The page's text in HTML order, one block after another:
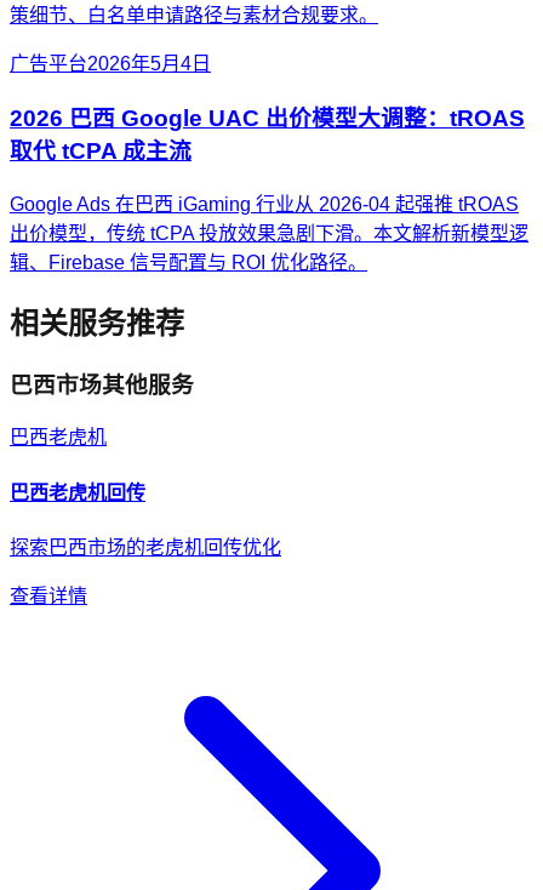
策细节、白名单申请路径与素材合规要求。
广告平台2026年5月4日
2026 巴西 Google UAC 出价模型大调整：tROAS
取代 tCPA 成主流
Google Ads 在巴西 iGaming 行业从 2026-04 起强推 tROAS
出价模型，传统 tCPA 投放效果急剧下滑。本文解析新模型逻
辑、Firebase 信号配置与 ROI 优化路径。
相关服务推荐
巴西市场其他服务
巴西老虎机
巴西老虎机回传
探索巴西市场的老虎机回传优化
查看详情